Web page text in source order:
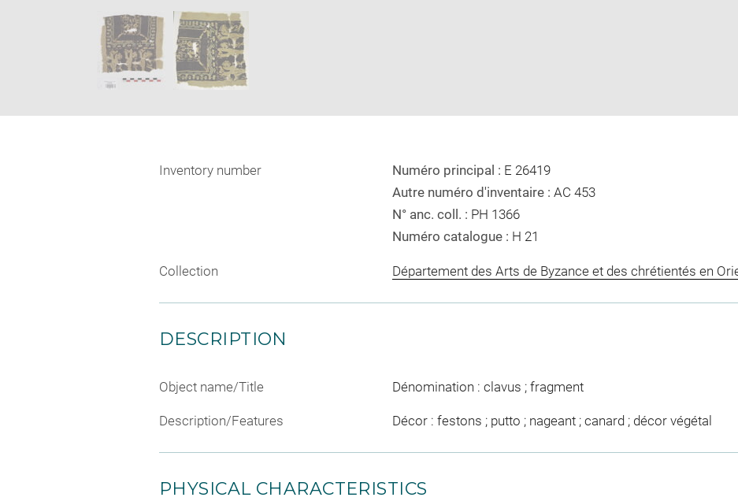
SKIP IMAGE CAROUSEL
Inventory number Numéro principal : E 26419
Autre numéro d'inventaire : AC 453
N° anc. coll. : PH 1366
Numéro catalogue : H 21
Collection Département des Arts de Byzance et des chrétientés en
DESCRIPTION
Object name/Title Dénomination : clavus ; fragment
Description/Features Décor : festons ; putto ; nageant ; canard ; décor végétal
PHYSICAL CHARACTERISTICS